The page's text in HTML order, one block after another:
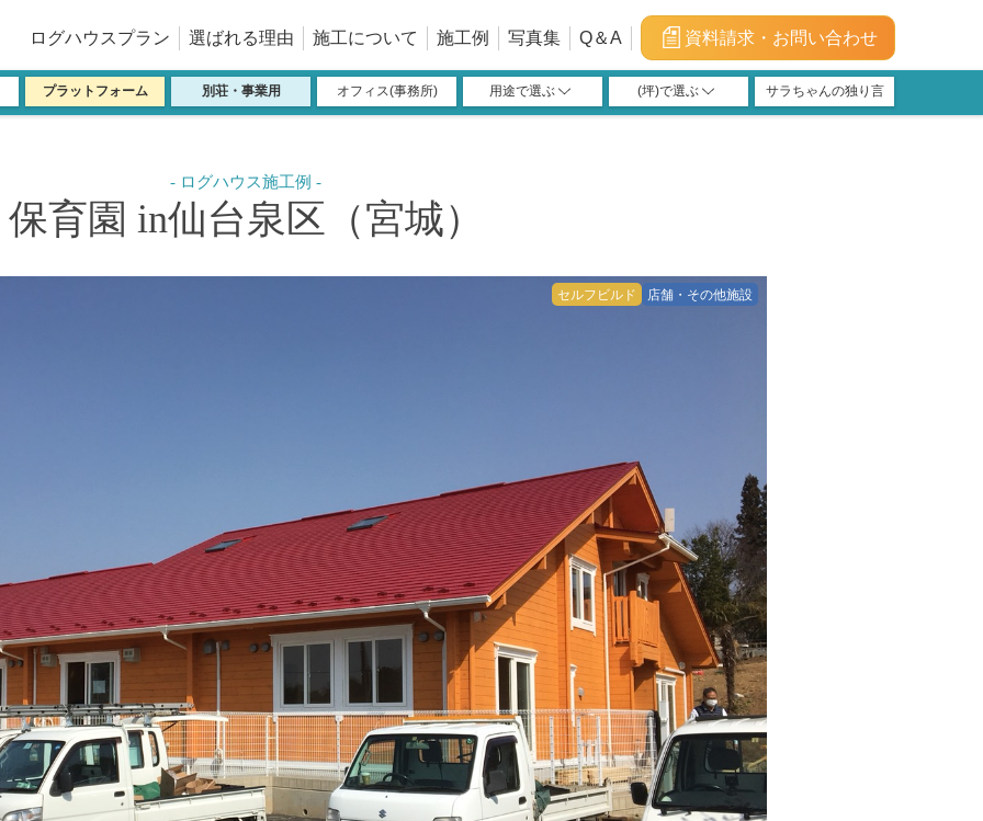
ログハウスプラン 選ばれる理由 施工について 施工例 写真集 Q＆A 資料請求・お問い合わせ
プラットフォーム 別荘・事業用 オフィス(事務所)
用途で選ぶ
店舗
宿泊施設
学習塾
福利厚生施設
教会
介護
(坪)で選ぶ
40m²(12坪)未満
40m²(12坪)以上～
66m²(20坪)以上～
100m²(30坪)以上～
120m²(36坪)以上～
150m²(45坪)以上～
200m²(60坪)以上
サラちゃんの独り言
保育園 in仙台泉区（宮城）
セルフビルド 店舗・その他施設